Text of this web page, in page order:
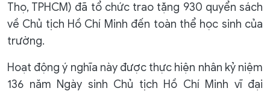
Thọ, TPHCM) đã tổ chức trao tặng 930 quyển sách
về Chủ tịch Hồ Chí Minh đến toàn thể học sinh của
trường.
Hoạt động ý nghĩa này được thực hiện nhân kỷ niệm
136 năm Ngày sinh Chủ tịch Hồ Chí Minh vĩ đại